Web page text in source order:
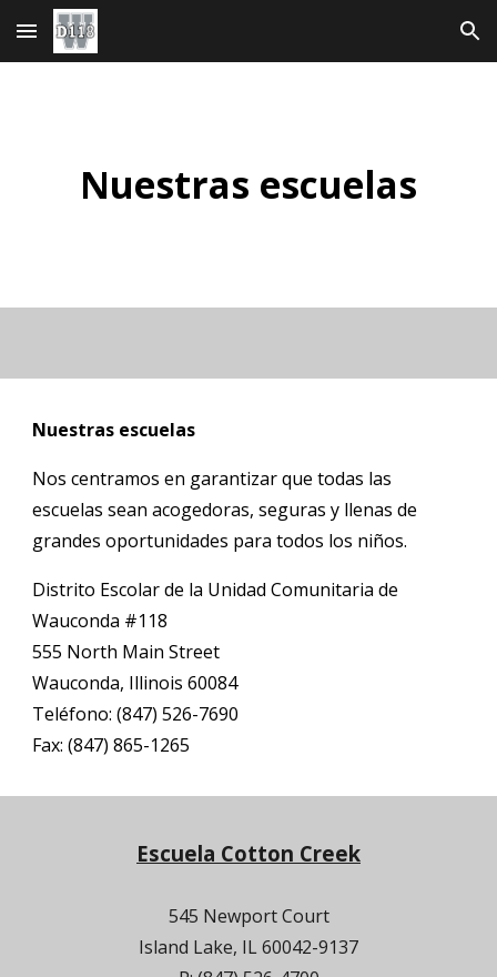
Ir al contenido principal Saltar a la navegación
Nuestras escuelas
Nuestras escuelas
Nos centramos en garantizar que todas las
escuelas sean acogedoras, seguras y llenas de
grandes oportunidades para todos los niños.
Distrito Escolar de la Unidad Comunitaria de
Wauconda #118
555 North Main Street
Wauconda, Illinois 60084
Teléfono: (847) 526-7690
Fax: (847) 865-1265
Escuela Cotton Creek
545 Newport Court
Island Lake, IL 60042-9137